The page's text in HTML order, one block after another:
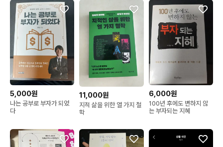
5,000원
나는 공부로 부자가 되었
다
11,000원
지적 삶을 위한 열 가지 철
학
6,000원
100년 후에도 변하지 않
는 부자되는 지혜